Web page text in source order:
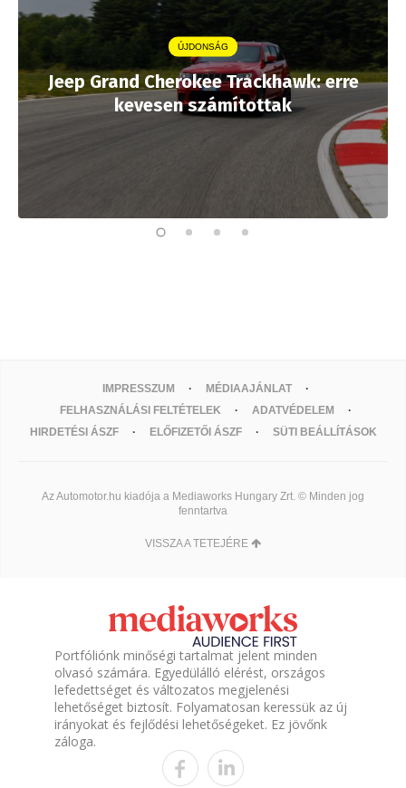
ÚJDONSÁG
Jeep Grand Cherokee Trackhawk: erre
kevesen számítottak
IMPRESSZUM
MÉDIAAJÁNLAT
FELHASZNÁLÁSI FELTÉTELEK
ADATVÉDELEM
HIRDETÉSI ÁSZF
ELŐFIZETŐI ÁSZF SÜTI BEÁLLÍTÁSOK
Az Automotor.hu kiadója a Mediaworks Hungary Zrt. © Minden jog
fenntartva
VISSZA A TETEJÉRE
Portfóliónk minőségi tartalmat jelent minden
olvasó számára. Egyedülálló elérést, országos
lefedettséget és változatos megjelenési
lehetőséget biztosít. Folyamatosan keressük az új
irányokat és fejlődési lehetőségeket. Ez jövőnk
záloga.